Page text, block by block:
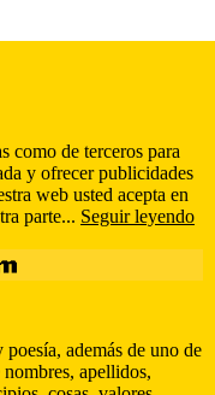
como de terceros para
y ofrecer publicidades
web usted acepta en
parte... Seguir leyendo
además de uno de
apellidos,